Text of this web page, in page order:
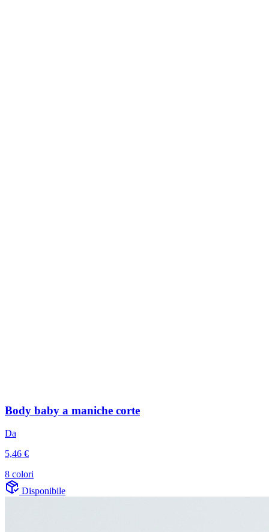
Body baby a maniche corte
Da
5,46 €
8 colori
Disponibile